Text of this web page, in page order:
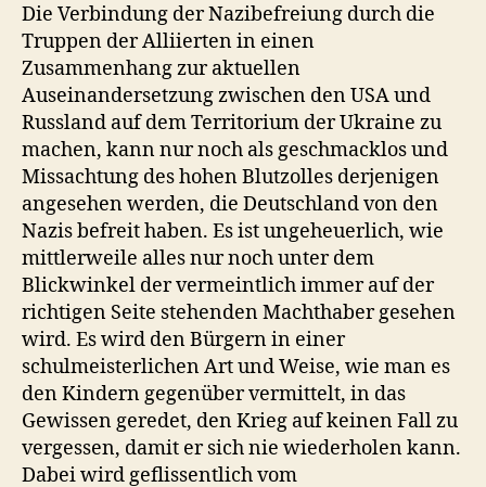
Die Verbindung der Nazibefreiung durch die
Truppen der Alliierten in einen
Zusammenhang zur aktuellen
Auseinandersetzung zwischen den USA und
Russland auf dem Territorium der Ukraine zu
machen, kann nur noch als geschmacklos und
Missachtung des hohen Blutzolles derjenigen
angesehen werden, die Deutschland von den
Nazis befreit haben. Es ist ungeheuerlich, wie
mittlerweile alles nur noch unter dem
Blickwinkel der vermeintlich immer auf der
richtigen Seite stehenden Machthaber gesehen
wird. Es wird den Bürgern in einer
schulmeisterlichen Art und Weise, wie man es
den Kindern gegenüber vermittelt, in das
Gewissen geredet, den Krieg auf keinen Fall zu
vergessen, damit er sich nie wiederholen kann.
Dabei wird geflissentlich vom